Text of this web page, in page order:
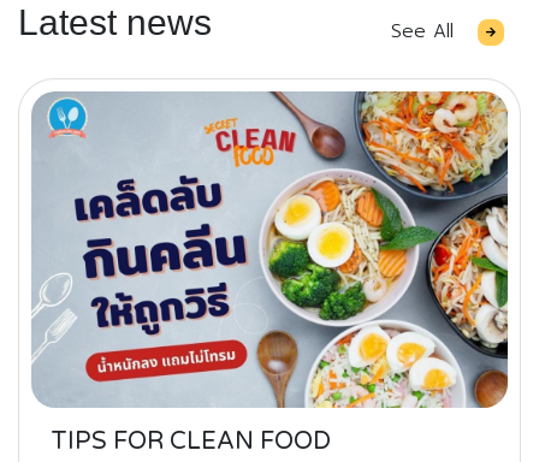
Latest news See All
TIPS FOR CLEAN FOOD